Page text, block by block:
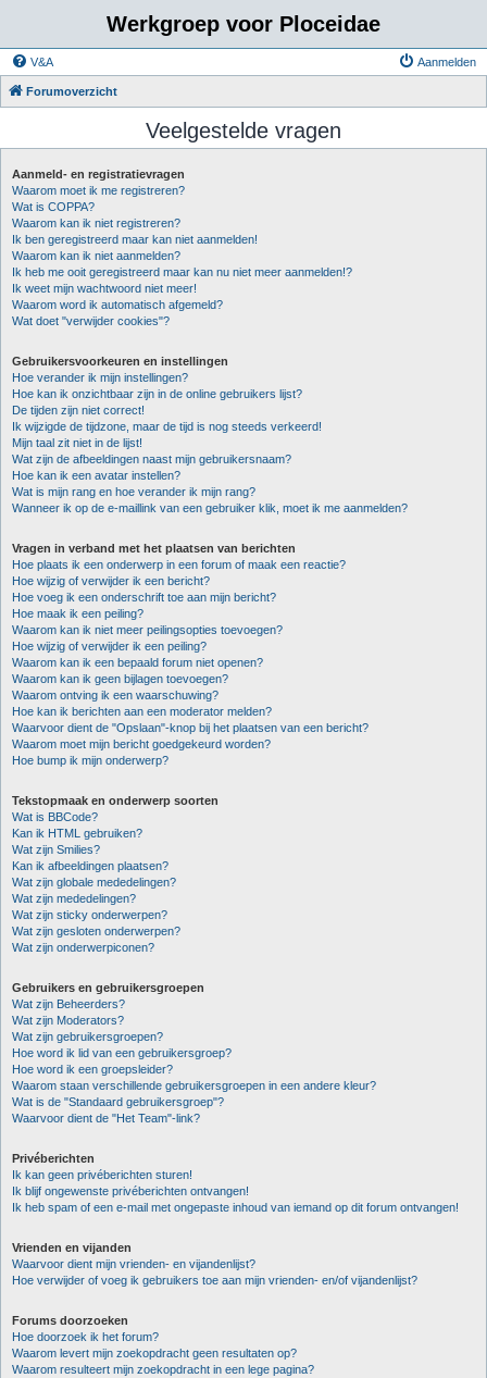
Werkgroep voor Ploceidae
V&A Aanmelden
Forumoverzicht
Veelgestelde vragen
Aanmeld- en registratievragen
Waarom moet ik me registreren?
Wat is COPPA?
Waarom kan ik niet registreren?
Ik ben geregistreerd maar kan niet aanmelden!
Waarom kan ik niet aanmelden?
Ik heb me ooit geregistreerd maar kan nu niet meer aanmelden!?
Ik weet mijn wachtwoord niet meer!
Waarom word ik automatisch afgemeld?
Wat doet "verwijder cookies"?
Gebruikersvoorkeuren en instellingen
Hoe verander ik mijn instellingen?
Hoe kan ik onzichtbaar zijn in de online gebruikers lijst?
De tijden zijn niet correct!
Ik wijzigde de tijdzone, maar de tijd is nog steeds verkeerd!
Mijn taal zit niet in de lijst!
Wat zijn de afbeeldingen naast mijn gebruikersnaam?
Hoe kan ik een avatar instellen?
Wat is mijn rang en hoe verander ik mijn rang?
Wanneer ik op de e-maillink van een gebruiker klik, moet ik me aanmelden?
Vragen in verband met het plaatsen van berichten
Hoe plaats ik een onderwerp in een forum of maak een reactie?
Hoe wijzig of verwijder ik een bericht?
Hoe voeg ik een onderschrift toe aan mijn bericht?
Hoe maak ik een peiling?
Waarom kan ik niet meer peilingsopties toevoegen?
Hoe wijzig of verwijder ik een peiling?
Waarom kan ik een bepaald forum niet openen?
Waarom kan ik geen bijlagen toevoegen?
Waarom ontving ik een waarschuwing?
Hoe kan ik berichten aan een moderator melden?
Waarvoor dient de "Opslaan"-knop bij het plaatsen van een bericht?
Waarom moet mijn bericht goedgekeurd worden?
Hoe bump ik mijn onderwerp?
Tekstopmaak en onderwerp soorten
Wat is BBCode?
Kan ik HTML gebruiken?
Wat zijn Smilies?
Kan ik afbeeldingen plaatsen?
Wat zijn globale mededelingen?
Wat zijn mededelingen?
Wat zijn sticky onderwerpen?
Wat zijn gesloten onderwerpen?
Wat zijn onderwerpiconen?
Gebruikers en gebruikersgroepen
Wat zijn Beheerders?
Wat zijn Moderators?
Wat zijn gebruikersgroepen?
Hoe word ik lid van een gebruikersgroep?
Hoe word ik een groepsleider?
Waarom staan verschillende gebruikersgroepen in een andere kleur?
Wat is de "Standaard gebruikersgroep"?
Waarvoor dient de "Het Team"-link?
Privéberichten
Ik kan geen privéberichten sturen!
Ik blijf ongewenste privéberichten ontvangen!
Ik heb spam of een e-mail met ongepaste inhoud van iemand op dit forum ontvangen!
Vrienden en vijanden
Waarvoor dient mijn vrienden- en vijandenlijst?
Hoe verwijder of voeg ik gebruikers toe aan mijn vrienden- en/of vijandenlijst?
Forums doorzoeken
Hoe doorzoek ik het forum?
Waarom levert mijn zoekopdracht geen resultaten op?
Waarom resulteert mijn zoekopdracht in een lege pagina?